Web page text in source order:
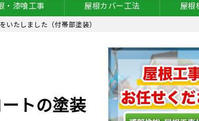
・漆喰工事 屋根カバー工法 屋根
たしました（付帯部塗装）
トの塗装